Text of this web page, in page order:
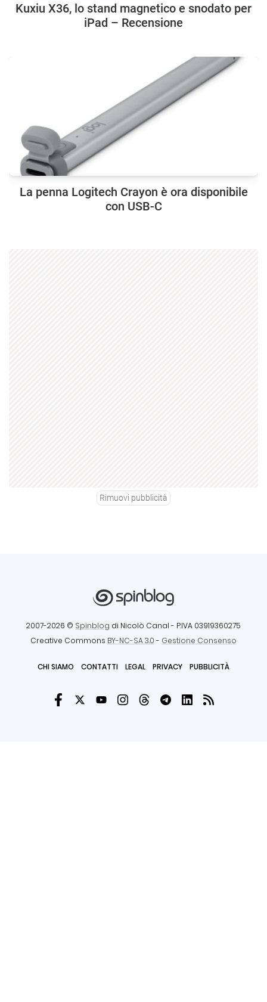
Kuxiu X36, lo stand magnetico e snodato per
iPad – Recensione
La penna Logitech Crayon è ora disponibile
con USB-C
Rimuovi pubblicità
2007-2026 © Spinblog di Nicolò Canal - P.IVA 03919360275
Creative Commons BY-NC-SA 3.0- Gestione Consenso
CHI SIAMO CONTATTI LEGAL PRIVACY PUBBLICITÀ